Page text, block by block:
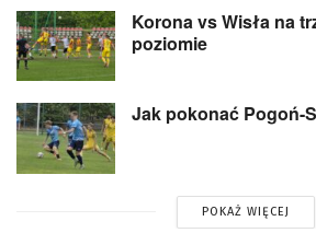
Korona vs Wisła na
poziomie
Jak pokonać Pogoń-
POKAŻ WIĘCEJ